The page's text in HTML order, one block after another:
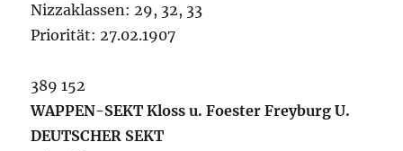
Nizzaklassen: 29, 32, 33
Priorität: 27.02.1907
389 152
WAPPEN-SEKT Kloss u. Foester Freyburg U.
DEUTSCHER SEKT